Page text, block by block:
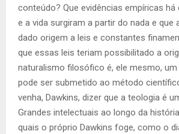
conteúdo? Que evidências empíricas há
e a vida surgiram a partir do nada e que
dado origem a leis e constantes
que essas leis teriam possibilitado a
naturalismo filosófico é, ele mesmo,
pode ser submetido ao método
venha, Dawkins, dizer que a teologia é
Grandes intelectuais ao longo da
quais o próprio Dawkins foge, como o